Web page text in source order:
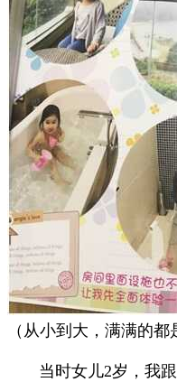
（从小到大，满满的都
当时女儿2岁，我跟